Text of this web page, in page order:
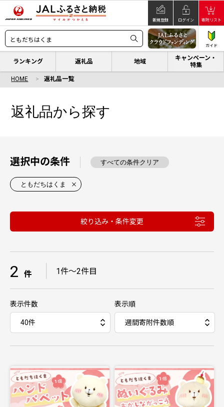
新規登録 ログイン 寄附リスト
ガイド
ランキング 返礼品 地域
キャンペーン・
特集
HOME 返礼品一覧
返礼品から探す
選択中の条件 すべての条件クリア
ともだちはくま
絞り込み・条件変更
2 件 1件〜2件目
表示件数 表示順